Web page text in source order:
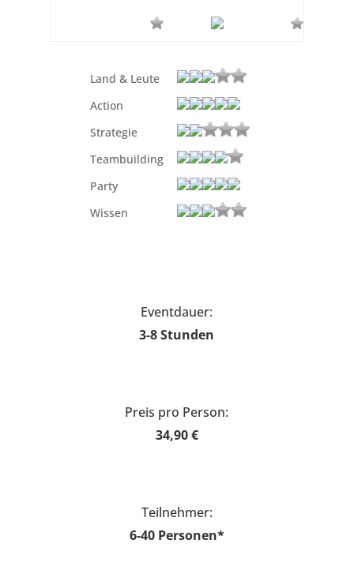
Land & Leute
Action
Strategie
Teambuilding
Party
Wissen
Eventdauer:
3-8 Stunden
Preis pro Person:
34,90 €
Teilnehmer:
6-40 Personen*